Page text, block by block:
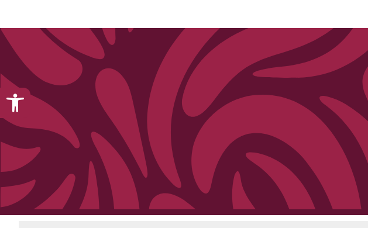
Open toolbar